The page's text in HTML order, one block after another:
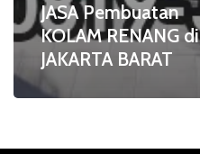
JASA Pembuatan
KOLAM RENANG di
JAKARTA BARAT